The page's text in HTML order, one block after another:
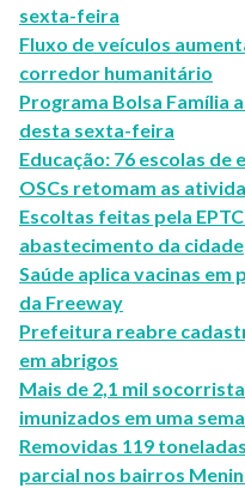
sexta-feira
Fluxo de veículos
corredor humanitário
Programa Bolsa Família
desta sexta-feira
Educação: 76 escolas
OSCs retomam as
Escoltas feitas pela
abastecimento da cidade
Saúde aplica vacinas em
da Freeway
Prefeitura reabre
em abrigos
Mais de 2,1 mil
imunizados em uma
Removidas 119
parcial nos bairros